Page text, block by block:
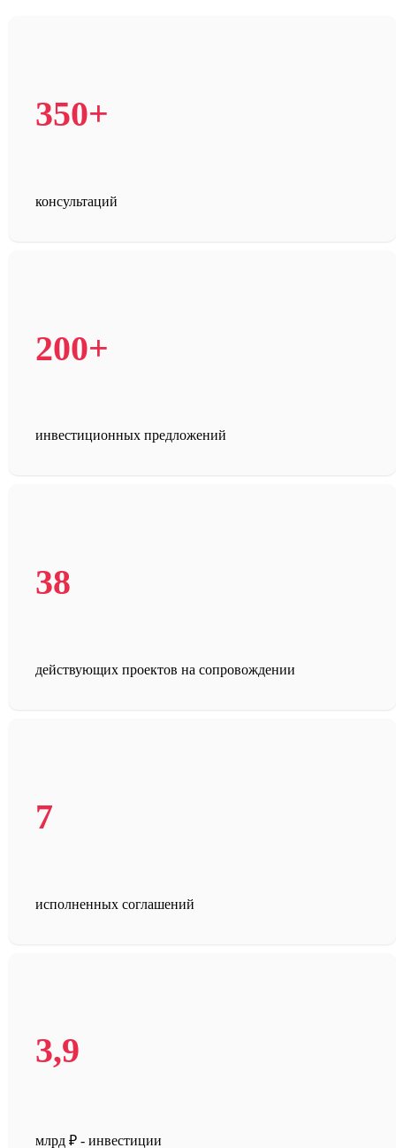
350+
консультаций
200+
инвестиционных предложений
38
действующих проектов на сопровождении
7
исполненных соглашений
3,9
млрд ₽ - инвестиции